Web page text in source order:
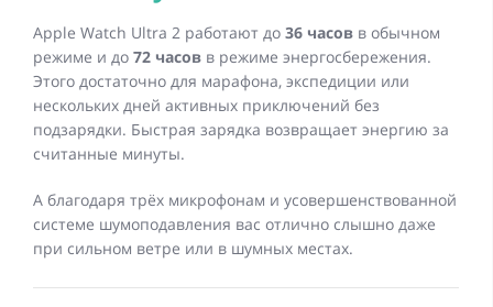
Apple Watch Ultra 2 работают до 36 часов в обычном
режиме и до 72 часов в режиме энергосбережения.
Этого достаточно для марафона, экспедиции или
нескольких дней активных приключений без
подзарядки. Быстрая зарядка возвращает энергию за
считанные минуты.
А благодаря трёх микрофонам и усовершенствованной
системе шумоподавления вас отлично слышно даже
при сильном ветре или в шумных местах.